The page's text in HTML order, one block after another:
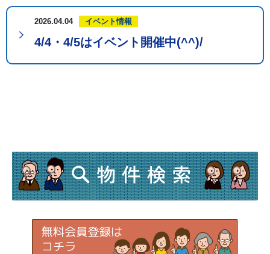
2026.04.04 イベント情報
4/4・4/5はイベント開催中(^^)/